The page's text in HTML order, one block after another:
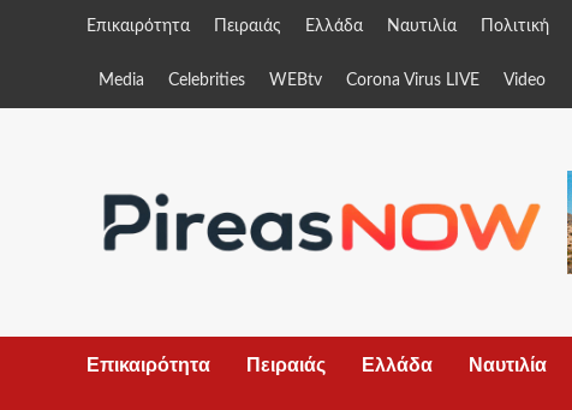
Επικαιρότητα Πειραιάς Ελλάδα Ναυτιλία Πολιτική
Media Celebrities WEBtv Corona Virus LIVE Video
Επικαιρότητα Πειραιάς Ελλάδα Ναυτιλία